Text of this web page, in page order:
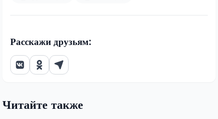
Расскажи друзьям:
Читайте также